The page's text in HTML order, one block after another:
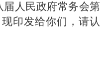
人民政府常务会第
印发给你们，请认